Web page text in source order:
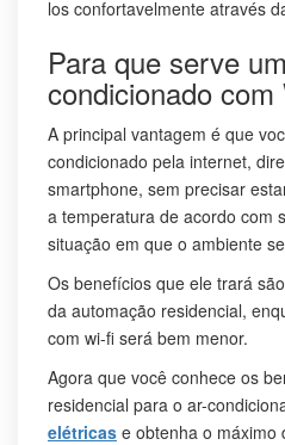
los confortavelmente através
Para que serve
condicionado com
A principal vantagem é que
condicionado pela internet,
smartphone, sem precisar
a temperatura de acordo com
situação em que o ambiente
Os benefícios que ele trará
da automação residencial,
com wi-fi será bem menor.
Agora que você conhece os
residencial para o ar-
elétricas e obtenha o máximo